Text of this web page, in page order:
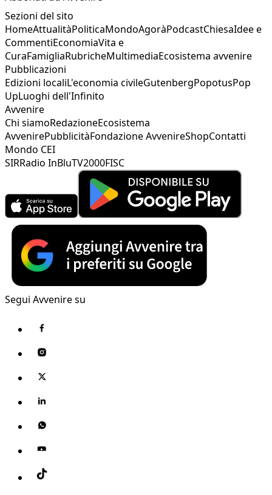
Sezioni del sito
HomeAttualitàPoliticaMondoAgoràPodcastChiesaIdee e
CommentiEconomiaVita e
CuraFamigliaRubricheMultimediaEcosistema avvenire
Pubblicazioni
Edizioni localiL'economia civileGutenbergPopotusPop
UpLuoghi dell'Infinito
Avvenire
Chi siamoRedazioneEcosistema
AvvenirePubblicitàFondazione AvvenireShopContatti
Mondo CEI
SIRRadio InBluTV2000FISC
Segui Avvenire su